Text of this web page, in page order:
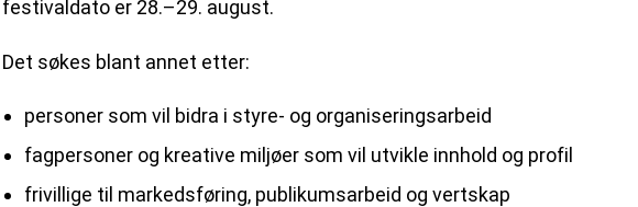
festivaldato er 28.–29. august.
Det søkes blant annet etter:
personer som vil bidra i styre- og organiseringsarbeid
fagpersoner og kreative miljøer som vil utvikle innhold og profil
frivillige til markedsføring, publikumsarbeid og vertskap